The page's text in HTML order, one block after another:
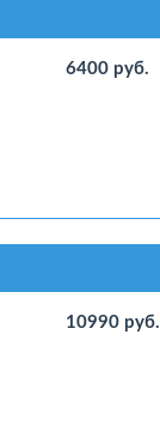
6400 руб.
10990 руб.